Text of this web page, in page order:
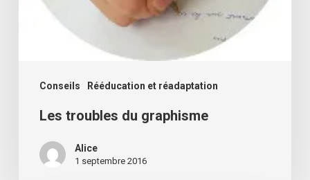
Conseils Rééducation et réadaptation
Les troubles du graphisme
Alice
1 septembre 2016